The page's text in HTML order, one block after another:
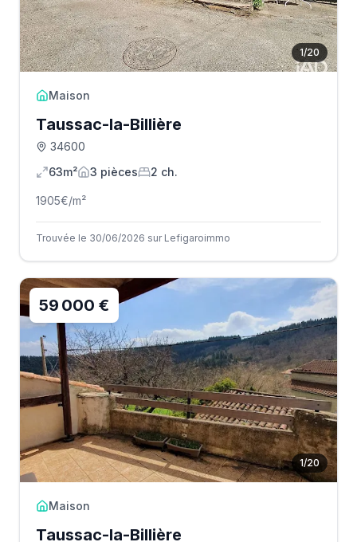
1/20
Maison
Taussac-la-Billière
34600
63m²
3 pièces 2 ch.
1905€/m²
Trouvée le 30/06/2026 sur Lefigaroimmo
1/20
59 000 €
Maison
Taussac-la-Billière